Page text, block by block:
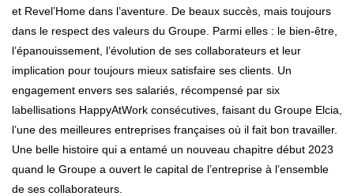
et Revel’Home dans l’aventure. De beaux succès, mais toujours
dans le respect des valeurs du Groupe. Parmi elles : le bien-être,
l’épanouissement, l’évolution de ses collaborateurs et leur
implication pour toujours mieux satisfaire ses clients. Un
engagement envers ses salariés, récompensé par six
labellisations HappyAtWork consécutives, faisant du Groupe Elcia,
l’une des meilleures entreprises françaises où il fait bon travailler.
Une belle histoire qui a entamé un nouveau chapitre début 2023
quand le Groupe a ouvert le capital de l’entreprise à l’ensemble
de ses collaborateurs.